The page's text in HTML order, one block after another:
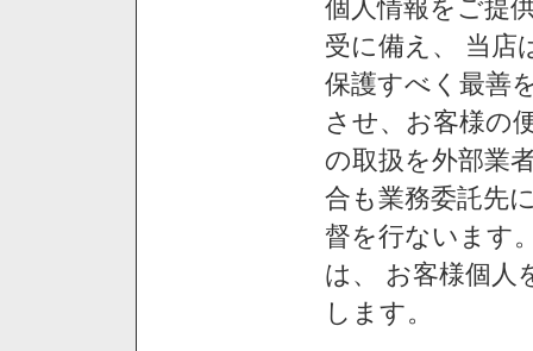
個人情報をご提
受に備え、 当店
保護すべく最善
させ、お客様の
の取扱を外部業
合も業務委託先
督を行ないます
は、 お客様個人
します。